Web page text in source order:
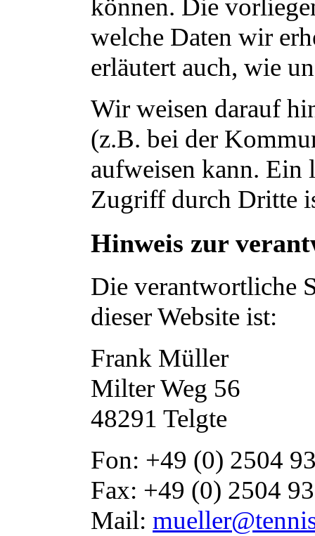
können. Die
welche Daten wir
erläutert auch, wie
Wir weisen darauf
(z.B. bei der
aufweisen kann. Ein
Zugriff durch Dritte
Hinweis zur
Die verantwortliche
dieser Website ist:
Frank Müller
Milter Weg 56
48291 Telgte
Fon: +49 (0) 2504
Fax: +49 (0) 2504
Mail: